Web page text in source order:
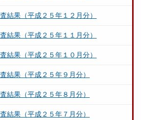
結果（平成２５年１２月分）
結果（平成２５年１１月分）
結果（平成２５年１０月分）
結果（平成２５年９月分）
結果（平成２５年８月分）
結果（平成２５年７月分）